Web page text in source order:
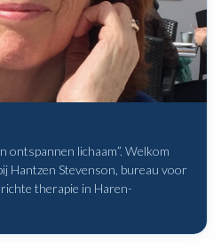
ontspannen lichaam”. Welkom
Hantzen Stevenson, bureau voor
therapie in Haren-